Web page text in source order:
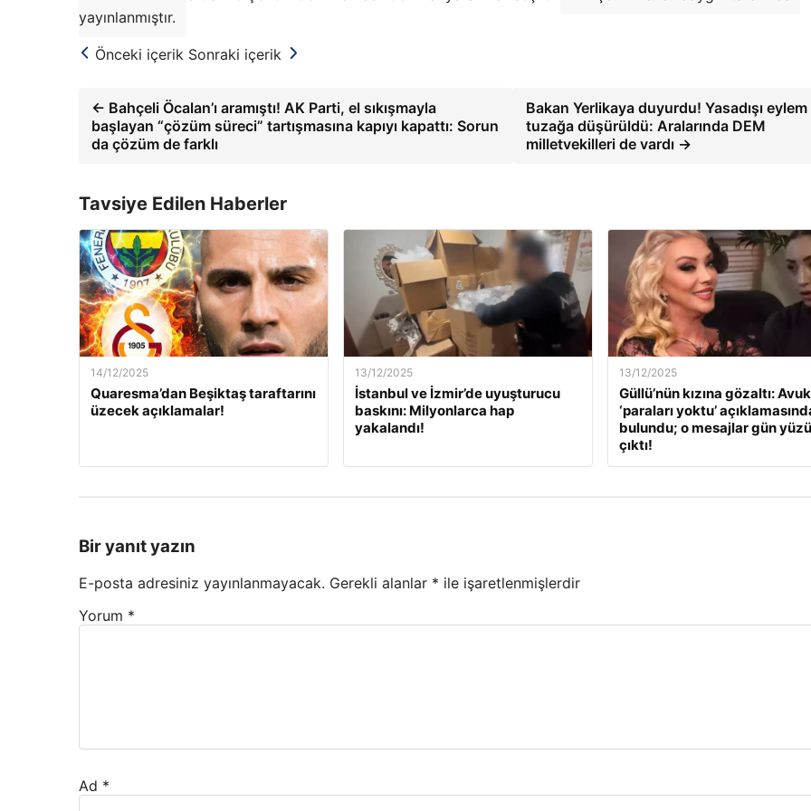
yayınlanmıştır.
Önceki içerik Sonraki içerik
← Bahçeli Öcalan’ı aramıştı! AK Parti, el sıkışmayla
başlayan “çözüm süreci” tartışmasına kapıyı kapattı: Sorun
da çözüm de farklı
Bakan Yerlikaya duyurdu! Yasadışı eylem
tuzağa düşürüldü: Aralarında DEM
milletvekilleri de vardı →
Tavsiye Edilen Haberler
14/12/2025
Quaresma’dan Beşiktaş taraftarını
üzecek açıklamalar!
13/12/2025
İstanbul ve İzmir’de uyuşturucu
baskını: Milyonlarca hap
yakalandı!
13/12/2025
Güllü’nün kızına gözaltı:
‘paraları yoktu’
bulundu; o mesajlar gün
çıktı!
Bir yanıt yazın
E-posta adresiniz yayınlanmayacak. Gerekli alanlar * ile işaretlenmişlerdir
Yorum *
Ad *